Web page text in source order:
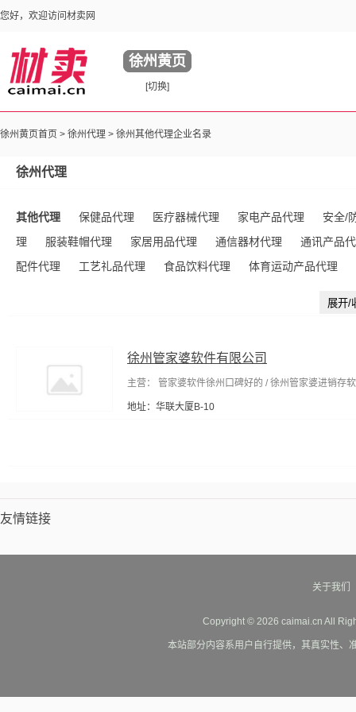
您好，欢迎访问材卖网
徐州黄页
[切换]
徐州黄页首页 > 徐州代理 > 徐州其他代理企业名录
徐州代理
其他代理 保健品代理 医疗器械代理 家电产品代理
安全/
理
服装鞋帽代理 家居用品代理 通信器材代理
通讯产品
配件代理
工艺礼品代理 食品饮料代理
体育运动产品代理
展开/
徐州管家婆软件有限公司
主营： 管家婆软件徐州口碑好的 / 徐州管家婆进销存
地址：华联大厦B-10
友情链接
关于我们
Copyright © 2026 caimai.cn All
本站部分内容系用户自行提供，其真实性、